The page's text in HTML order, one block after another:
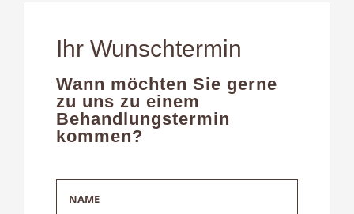
Ihr Wunschtermin
Wann möchten Sie gerne
zu uns zu einem
Behandlungstermin
kommen?